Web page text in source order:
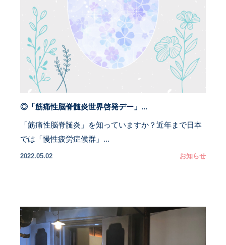
◎「筋痛性脳脊髄炎世界啓発デー」...
「筋痛性脳脊髄炎」を知っていますか？近年まで日本
では「慢性疲労症候群」...
2022.05.02 お知らせ